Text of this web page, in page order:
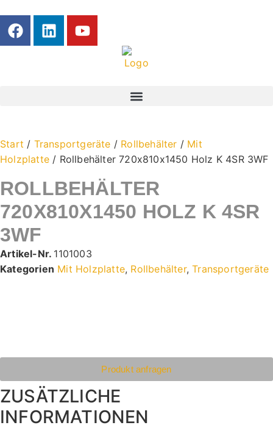
Start / Transportgeräte / Rollbehälter / Mit
Holzplatte / Rollbehälter 720x810x1450 Holz K 4SR 3WF
ROLLBEHÄLTER
720X810X1450 HOLZ K 4SR
3WF
Artikel-Nr. 1101003
Kategorien Mit Holzplatte, Rollbehälter,Transportgeräte
Produkt anfragen
ZUSÄTZLICHE
INFORMATIONEN